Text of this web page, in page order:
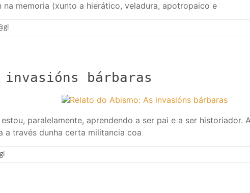
na memoria (xunto a hierático, veladura, apotropaico e
bárbaras
paralelamente, aprendendo a ser pai e a ser
a través dunha certa militancia coa